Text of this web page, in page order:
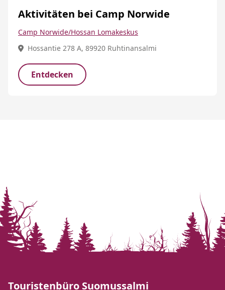
Aktivitäten bei Camp Norwide
Camp Norwide/Hossan Lomakeskus
Hossantie 278 A, 89920 Ruhtinansalmi
Entdecken
Touristenbüro Suomussalmi